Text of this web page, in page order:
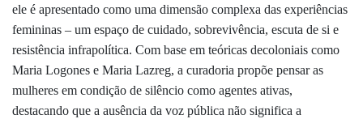
ele é apresentado como uma dimensão complexa das experiências
femininas – um espaço de cuidado, sobrevivência, escuta de si e
resistência infrapolítica. Com base em teóricas decoloniais como
Maria Logones e Maria Lazreg, a curadoria propõe pensar as
mulheres em condição de silêncio como agentes ativas,
destacando que a ausência da voz pública não significa a